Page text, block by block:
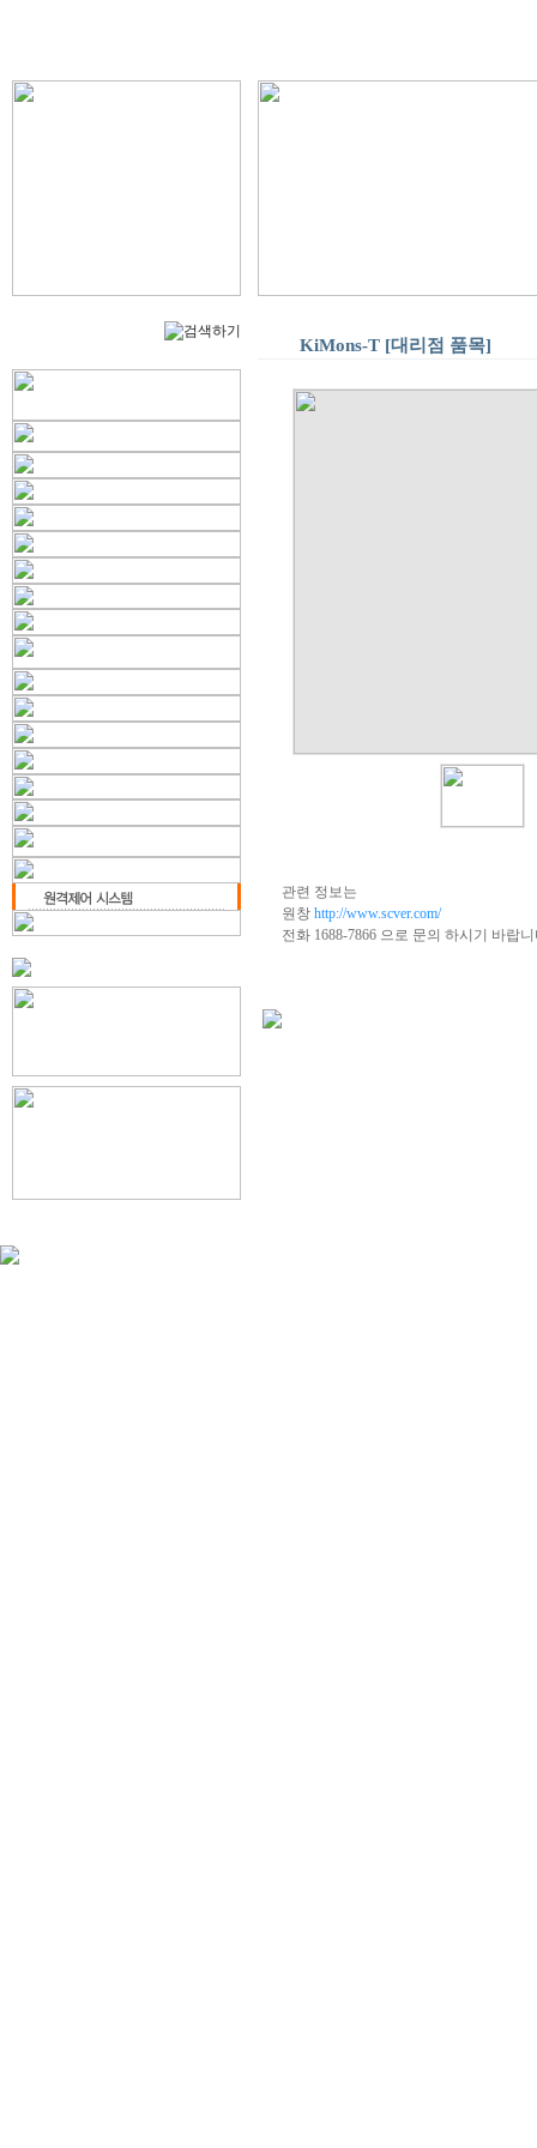
KiMons-T [대리점 품목]
관련 정보는
원창 http://www.scver.com/
전화 1688-7866 으로 문의 하시기 바랍